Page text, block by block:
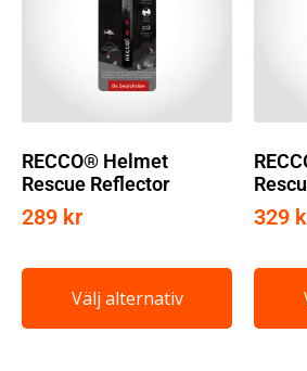
RECCO® Helmet
Rescue Reflector
289 kr
Välj alternativ
329